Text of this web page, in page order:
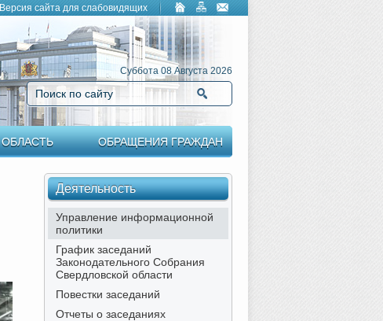
Версия сайта для слабовидящих
Суббота 08 Августа 2026
Поиск по сайту
ОБЛАСТЬ ОБРАЩЕНИЯ ГРАЖДАН
Деятельность
Управление информационной
политики
График заседаний
Законодательного Собрания
Свердловской области
Повестки заседаний
Отчеты о заседаниях